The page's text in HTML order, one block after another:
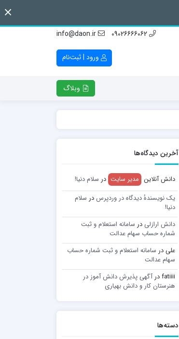
09026666062
info@daon.ir
ورود | ثبت‌نام
وبلاگ
آخرین دیدگاه‌ها
دانش آنلاین مدیر سایت در سلام دنیا!
یک نویسندهٔ دیدگاه در وردپرس در سلام
دنیا!
دانش ارازلی در سامانه استعلام و ثبت
شماره حساب سهام عدالت
علیدر سامانه استعلام و ثبت شماره حساب
سهام عدالت
fatiiiiدرآگهی پذیرش دانش آموز در
هنرستان کار و دانش بهیاری
دسته‌ها